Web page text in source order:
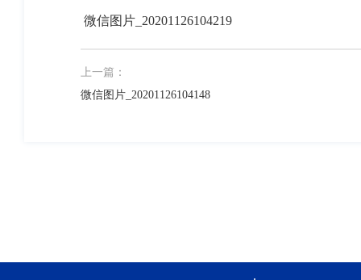
微信图片_20201126104219
上一篇：
微信图片_20201126104148